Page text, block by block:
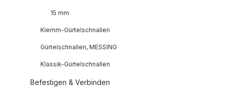
15 mm
Klemm-Gürtelschnallen
Gürtelschnallen, MESSING
Klassik-Gürtelschnallen
Befestigen & Verbinden